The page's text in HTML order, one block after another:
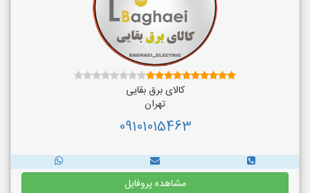
کالای برق بقایی
تهران
09101015463
مشاهده پروفایل